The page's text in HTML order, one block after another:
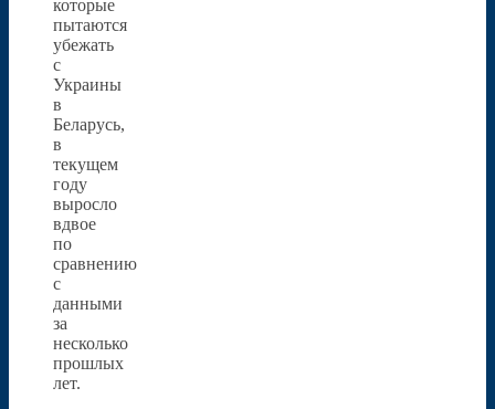
которые
пытаются
убежать
с
Украины
в
Беларусь,
в
текущем
году
выросло
вдвое
по
сравнению
с
данными
за
несколько
прошлых
лет.